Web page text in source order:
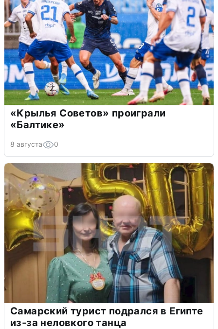
«Крылья Советов» проиграли
«Балтике»
8 августа 0
Самарский турист подрался в Египте
из-за неловкого танца